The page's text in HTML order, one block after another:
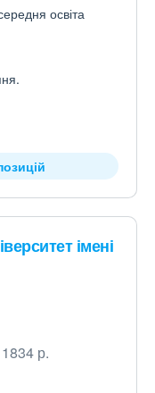
освіта
імені
р.